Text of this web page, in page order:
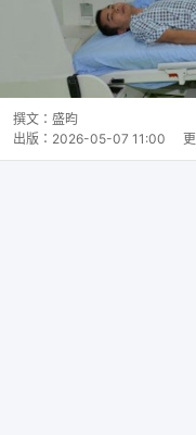
撰文： 盛昀
出版： 2026-05-07 11:00